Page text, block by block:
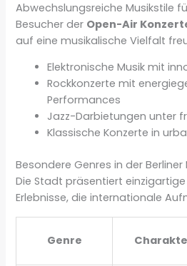
Abwechslungsreiche Musikstile
Besucher der Open-Air
auf eine musikalische Vielfalt
Elektronische Musik mit
Rockkonzerte mit
Performances
Jazz-Darbietungen unter
Klassische Konzerte in
Besondere Genres in der Berliner
Die Stadt präsentiert
Erlebnisse, die internationale
Genre